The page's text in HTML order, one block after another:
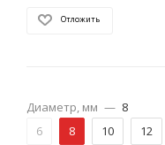
Отложить
Диаметр, мм — 8
6
8 10 12